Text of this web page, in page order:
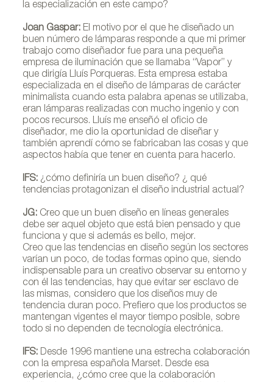
la especialización en este campo?
Joan Gaspar: El motivo por el que he diseñado un
buen número de lámparas responde a que mi primer
trabajo como diseñador fue para una pequeña
empresa de iluminación que se llamaba “Vapor” y
que dirigía Lluís Porqueras. Esta empresa estaba
especializada en el diseño de lámparas de carácter
minimalista cuando esta palabra apenas se utilizaba,
eran lámparas realizadas con mucho ingenio y con
pocos recursos. Lluís me enseñó el oficio de
diseñador, me dio la oportunidad de diseñar y
también aprendí cómo se fabricaban las cosas y que
aspectos había que tener en cuenta para hacerlo.
IFS: ¿cómo definiría un buen diseño? ¿ qué
tendencias protagonizan el diseño industrial actual?
JG: Creo que un buen diseño en líneas generales
debe ser aquel objeto que está bien pensado y que
funciona y que si además es bello, mejor.
Creo que las tendencias en diseño según los sectores
varían un poco, de todas formas opino que, siendo
indispensable para un creativo observar su entorno y
con él las tendencias, hay que evitar ser esclavo de
las mismas, considero que los diseños muy de
tendencia duran poco. Prefiero que los productos se
mantengan vigentes el mayor tiempo posible, sobre
todo si no dependen de tecnología electrónica.
IFS: Desde 1996 mantiene una estrecha colaboración
con la empresa española Marset. Desde esa
experiencia, ¿cómo cree que la colaboración